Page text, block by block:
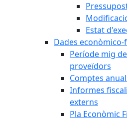
Estat
Dades
Període mig
proveïdors
Comptes
Informes
externs
Pla Econòmic